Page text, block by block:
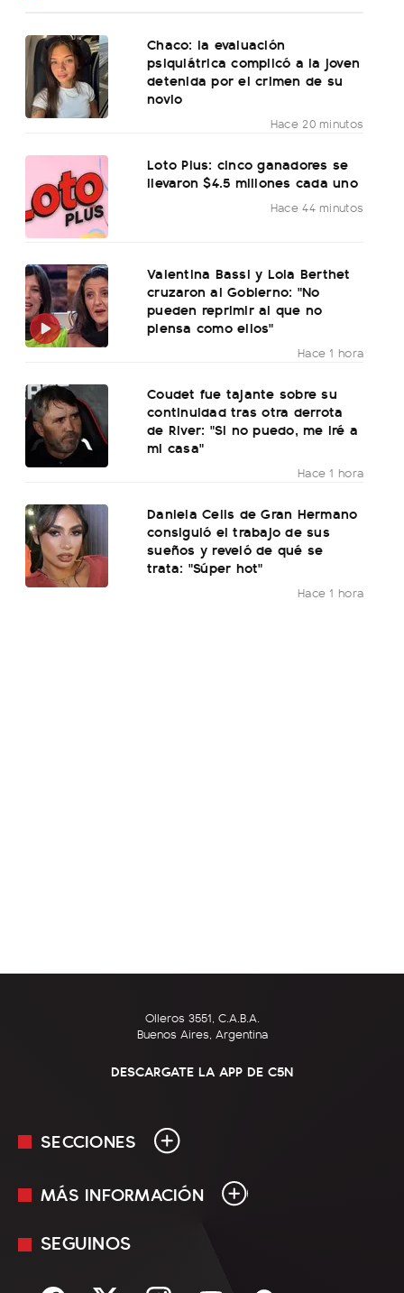
Chaco: la evaluación
psiquiátrica complicó a la joven
detenida por el crimen de su
novio
Hace 20 minutos
Loto Plus: cinco ganadores se
llevaron $4.5 millones cada uno
Hace 44 minutos
Valentina Bassi y Lola Berthet
cruzaron al Gobierno: "No
pueden reprimir al que no
piensa como ellos"
Hace 1 hora
Coudet fue tajante sobre su
continuidad tras otra derrota
de River: "Si no puedo, me iré a
mi casa"
Hace 1 hora
Daniela Celis de Gran Hermano
consiguió el trabajo de sus
sueños y reveló de qué se
trata: "Súper hot"
Hace 1 hora
Olleros 3551, C.A.B.A.
Buenos Aires, Argentina
DESCARGATE LA APP DE C5N
SECCIONES
En Vivo
MÁS INFORMACIÓN
Mediakit
Términos y condiciones
SEGUINOS